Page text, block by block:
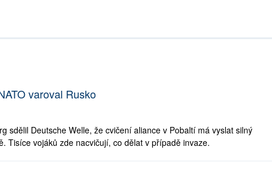
varoval Rusko
sdělil Deutsche Welle, že cvičení aliance v Pobaltí má vyslat silný
Tisíce vojáků zde nacvičují, co dělat v případě invaze.